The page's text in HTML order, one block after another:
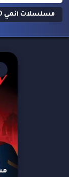
مسلسلات انمي HD